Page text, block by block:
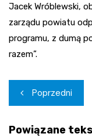
Jacek Wróblewski,
zarządu powiatu
programu, z dumą
razem”.
Nawigacja
wpisu
Poprzedni
Powiązane